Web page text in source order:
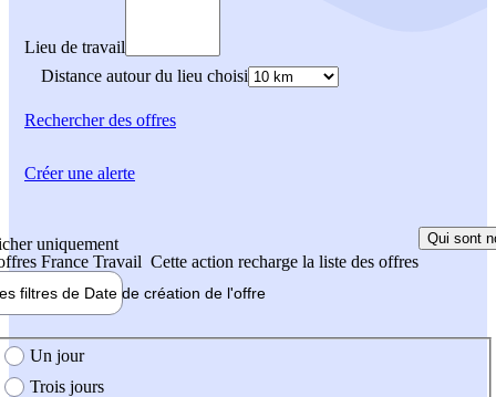
Lieu de travail
Distance autour du lieu choisi
Rechercherdes offres
uniquement
France Travail Cette action recharge la liste des offres
Qui sont
filtres de Date de création de l'offre
création de l'offre
Un jour
Trois jours
Créer une alerte